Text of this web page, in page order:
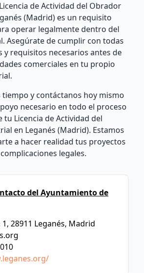
de Actividad del Obrador
(Madrid) es un requisito
operar legalmente dentro del
Asegúrate de cumplir con todas
y requisitos necesarios antes de
comerciales en tu propio
tiempo y contáctanos hoy mismo
necesario en todo el proceso
tu Licencia de Actividad del
en Leganés (Madrid). Estamos
a hacer realidad tus proyectos
legales.
del Ayuntamiento de
1, 28911 Leganés, Madrid